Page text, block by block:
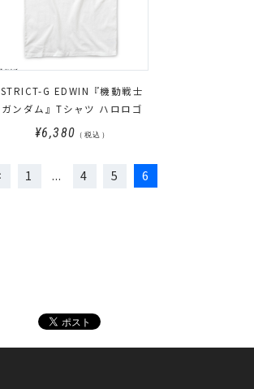
STRICT-G EDWIN『機動戦士
ガンダム』Tシャツ ハロロゴ
¥6,380 （税込）
1 4 5 6